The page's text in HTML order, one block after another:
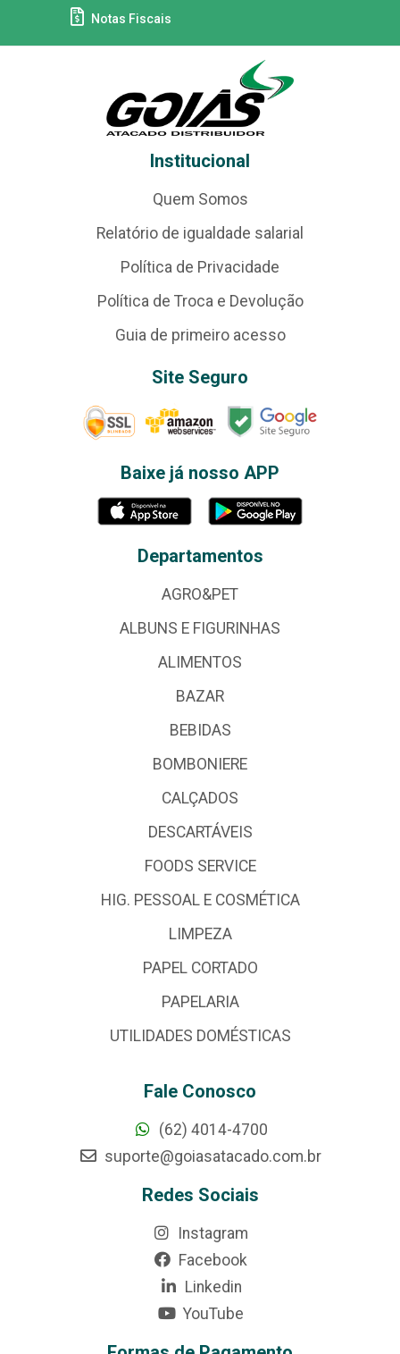
Notas Fiscais
Institucional
Quem Somos
Relatório de igualdade salarial
Política de Privacidade
Política de Troca e Devolução
Guia de primeiro acesso
Site Seguro
Baixe já nosso APP
Departamentos
AGRO&PET
ALBUNS E FIGURINHAS
ALIMENTOS
BAZAR
BEBIDAS
BOMBONIERE
CALÇADOS
DESCARTÁVEIS
FOODS SERVICE
HIG. PESSOAL E COSMÉTICA
LIMPEZA
PAPEL CORTADO
PAPELARIA
UTILIDADES DOMÉSTICAS
Fale Conosco
(62) 4014-4700
suporte@goiasatacado.com.br
Redes Sociais
Instagram
Facebook
Linkedin
YouTube